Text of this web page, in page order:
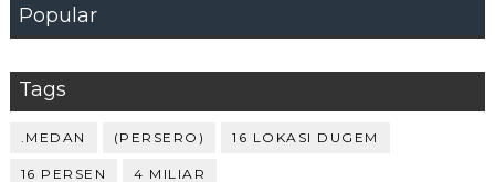
Popular
Tags
.MEDAN (PERSERO) 16 LOKASI DUGEM
16 PERSEN 4 MILIAR